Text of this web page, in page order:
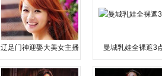
辽足门神迎娶大美女主播 曼城乳娃全裸遮3